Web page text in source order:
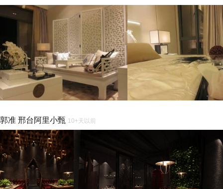
郭准 邢台阿里小甄 10+天以前